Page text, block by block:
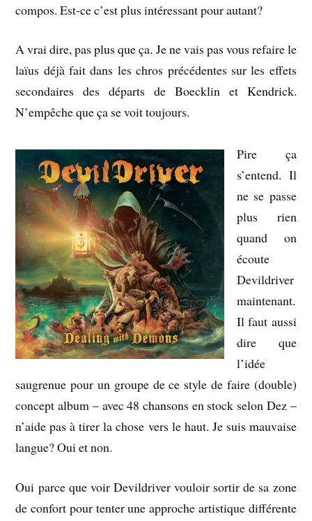
compos. Est-ce c’est plus intéressant pour autant?
A vrai dire, pas plus que ça. Je ne vais pas vous refaire le
laïus déjà fait dans les chros précédentes sur les effets
secondaires des départs de Boecklin et Kendrick.
N’empêche que ça se voit toujours.
Pire ça
s’entend. Il
ne se passe
plus rien
quand on
écoute
Devildriver
maintenant.
Il faut aussi
dire que
l’idée
saugrenue pour un groupe de ce style de faire (double)
concept album – avec 48 chansons en stock selon Dez –
n’aide pas à tirer la chose vers le haut. Je suis mauvaise
langue? Oui et non.
Oui parce que voir Devildriver vouloir sortir de sa zone
de confort pour tenter une approche artistique différente